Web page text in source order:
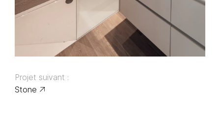
Projet suivant :
Stone